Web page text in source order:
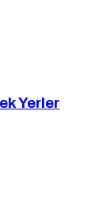
Yerler